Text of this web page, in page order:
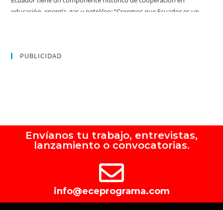
PUBLICIDAD
Envíanos tu trabajo, entrevistas,
lanzamiento o convocatorias.
info@eceprograma.com